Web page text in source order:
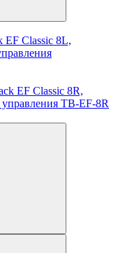
EF Classic 8L,